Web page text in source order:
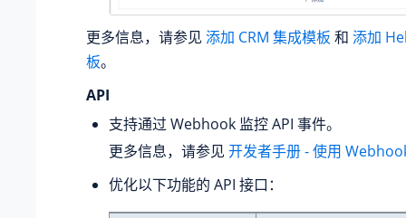
更多信息，请参见 添加 CRM 集成模板 和 添加
板。
API
支持通过 Webhook 监控 API 事件。
更多信息，请参见 开发者手册 - 使用
优化以下功能的 API 接口：